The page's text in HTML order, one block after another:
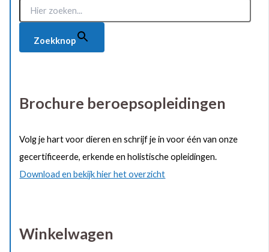
Zoekknop
Brochure beroepsopleidingen
Volg je hart voor dieren en schrijf je in voor één van onze
gecertificeerde, erkende en holistische opleidingen.
Download en bekijk hier het overzicht
Winkelwagen